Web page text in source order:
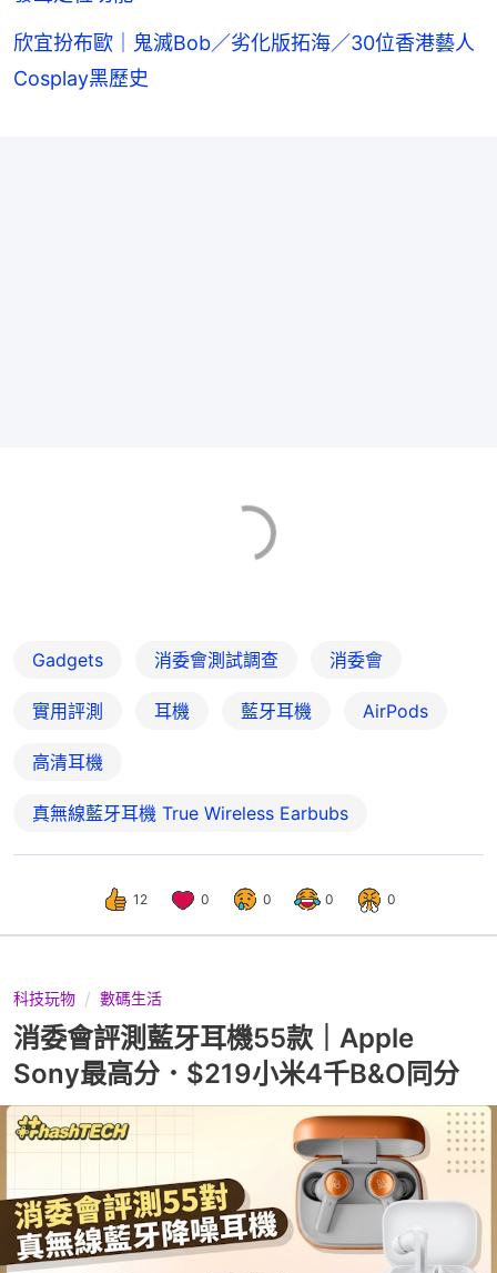
欣宜扮布歐｜鬼滅Bob／劣化版拓海／30位香港藝人
Cosplay黑歷史
Gadgets 消委會測試調查 消委會
實用評測 耳機 藍牙耳機 AirPods
高清耳機
真無線藍牙耳機 True Wireless Earbubs
12 0 0 0 0
科技玩物 數碼生活
消委會評測藍牙耳機55款｜Apple
Sony最高分．$219小米4千B&O同分